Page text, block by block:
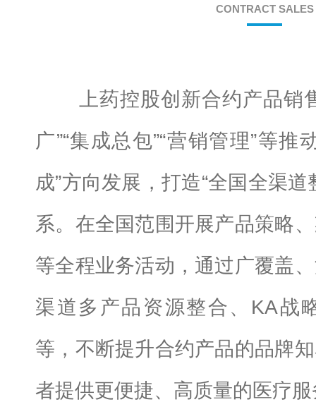
CONTRACT SALES
上药控股创新合约产品销售
广”“集成总包”“营销管理”等推
成”方向发展，打造“全国全渠
系。在全国范围开展产品策略
等全程业务活动，通过广覆盖
渠道多产品资源整合、KA战
等，不断提升合约产品的品牌
者提供更便捷、高质量的医疗